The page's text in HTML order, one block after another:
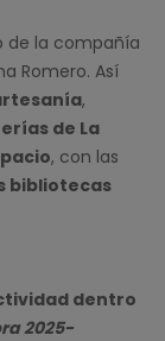
de la compañía
Romero. Así
,
de La
, con las
bibliotecas
dentro
2025-